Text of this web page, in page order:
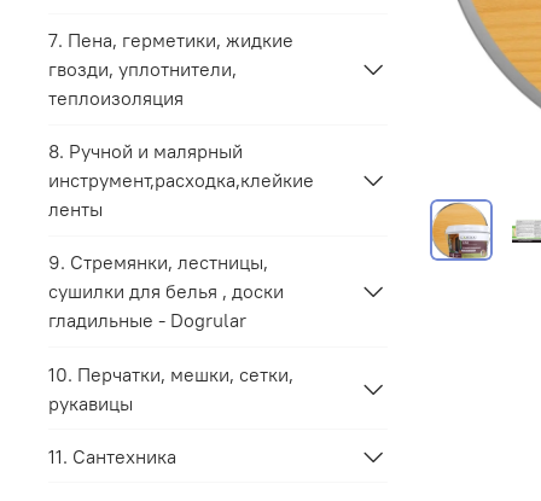
7. Пена, герметики, жидкие
гвозди, уплотнители,
теплоизоляция
8. Ручной и малярный
инструмент,расходка,клейкие
ленты
9. Стремянки, лестницы,
сушилки для белья , доски
гладильные - Dogrular
10. Перчатки, мешки, сетки,
рукавицы
11. Сантехника